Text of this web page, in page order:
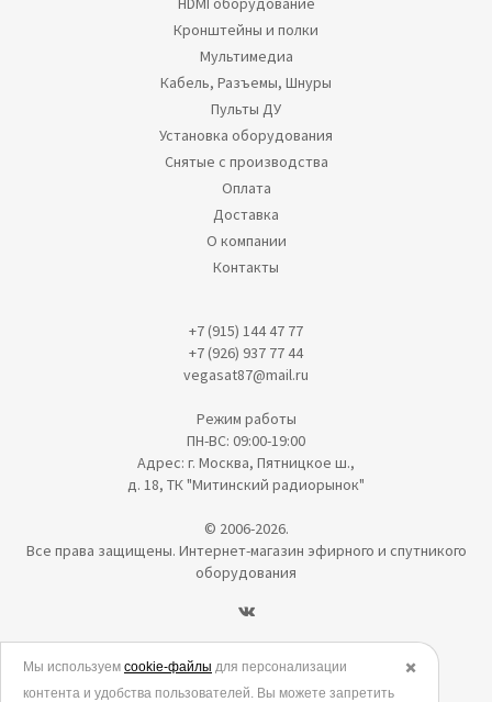
Кронштейны и полки
Мультимедиа
Кабель, Разъемы, Шнуры
Пульты ДУ
Установка оборудования
Снятые с производства
Оплата
Доставка
О компании
Контакты
+7 (915) 144 47 77
+7 (926) 937 77 44
vegasat87@mail.ru
Режим работы
ПН-ВС: 09:00-19:00
Адрес: г. Москва, Пятницкое ш.,
д. 18, ТК "Митинский радиорынок"
© 2006-2026.
Все права защищены. Интернет-магазин эфирного и спутникого
оборудования
Политика в отношении обработки персональных данных
✖️
Мы используем cookie-файлы для персонализации
контента и удобства пользователей. Вы можете запретить